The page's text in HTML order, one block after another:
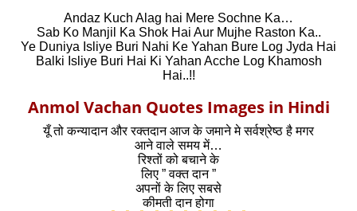
Andaz Kuch Alag hai Mere Sochne Ka…
Sab Ko Manjil Ka Shok Hai Aur Mujhe Raston Ka..
Ye Duniya Isliye Buri Nahi Ke Yahan Bure Log Jyda Hai
Balki Isliye Buri Hai Ki Yahan Acche Log Khamosh
Hai..!!
Anmol Vachan Quotes Images in Hindi
यूँ तो कन्यादान और रक्तदान आज के जमाने मे सर्वश्रेष्ठ है मगर
आने वाले समय में…
रिश्तों को बचाने के
लिए ” वक्त दान ”
अपनों के लिए सबसे
कीमती दान होगा